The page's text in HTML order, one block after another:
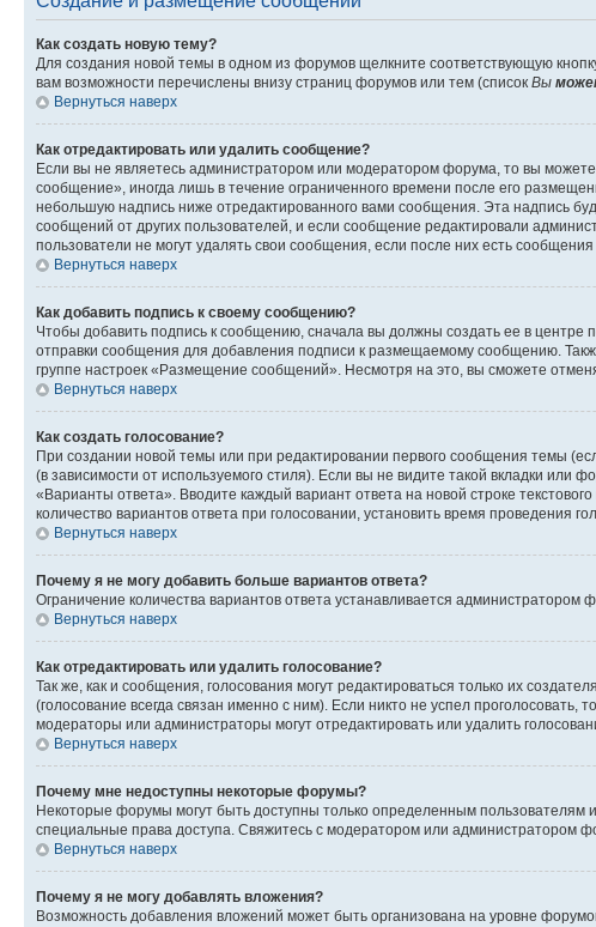
Как создать новую тему?
Для создания новой темы в одном из форумов щелкните соответствующую
вам возможности перечислены внизу страниц форумов или тем (список Вы
Вернуться наверх
Как отредактировать или удалить сообщение?
Если вы не являетесь администратором или модератором форума, то вы
сообщение», иногда лишь в течение ограниченного времени после его
небольшую надпись ниже отредактированного вами сообщения. Эта надпись
сообщений от других пользователей, и если сообщение редактировали
пользователи не могут удалять свои сообщения, если после них есть сообщения
Вернуться наверх
Как добавить подпись к своему сообщению?
Чтобы добавить подпись к сообщению, сначала вы должны создать ее в
отправки сообщения для добавления подписи к размещаемому сообщению.
группе настроек «Размещение сообщений». Несмотря на это, вы сможете
Вернуться наверх
Как создать голосование?
При создании новой темы или при редактировании первого сообщения темы
(в зависимости от используемого стиля). Если вы не видите такой вкладки или
«Варианты ответа». Вводите каждый вариант ответа на новой строке
количество вариантов ответа при голосовании, установить время проведения
Вернуться наверх
Почему я не могу добавить больше вариантов ответа?
Ограничение количества вариантов ответа устанавливается
Вернуться наверх
Как отредактировать или удалить голосование?
Так же, как и сообщения, голосования могут редактироваться только их
(голосование всегда связан именно с ним). Если никто не успел
модераторы или администраторы могут отредактировать или удалить
Вернуться наверх
Почему мне недоступны некоторые форумы?
Некоторые форумы могут быть доступны только определенным пользователям
специальные права доступа. Свяжитесь с модератором или администратором
Вернуться наверх
Почему я не могу добавлять вложения?
Возможность добавления вложений может быть организована на уровне